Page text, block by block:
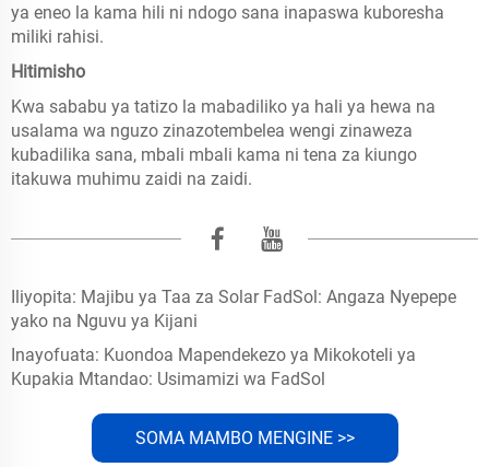
ya eneo la kama hili ni ndogo sana inapaswa kuboresha
miliki rahisi.
Hitimisho
Kwa sababu ya tatizo la mabadiliko ya hali ya hewa na
usalama wa nguzo zinazotembelea wengi zinaweza
kubadilika sana, mbali mbali kama ni tena za kiungo
itakuwa muhimu zaidi na zaidi.
Iliyopita: Majibu ya Taa za Solar FadSol: Angaza Nyepepe
yako na Nguvu ya Kijani
Inayofuata: Kuondoa Mapendekezo ya Mikokoteli ya
Kupakia Mtandao: Usimamizi wa FadSol
SOMA MAMBO MENGINE >>